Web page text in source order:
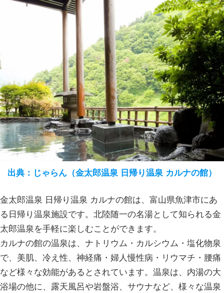
出典：じゃらん（金太郎温泉 日帰り温泉 カルナの館）
金太郎温泉 日帰り温泉 カルナの館は、富山県魚津市にあ
る日帰り温泉施設です。北陸随一の名湯として知られる金
太郎温泉を手軽に楽しむことができます。
カルナの館の温泉は、ナトリウム・カルシウム・塩化物泉
で、美肌、冷え性、神経痛・婦人慢性病・リウマチ・腰痛
など様々な効能があるとされています。温泉は、内湯の大
浴場の他に、露天風呂や岩盤浴、サウナなど、様々な温泉